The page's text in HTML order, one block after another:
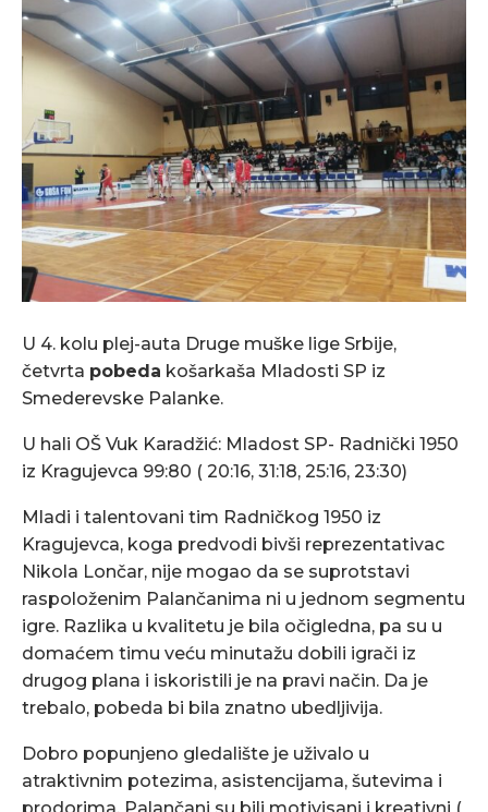
U 4. kolu plej-auta Druge muške lige Srbije,
četvrta pobeda košarkaša Mladosti SP iz
Smederevske Palanke.
U hali OŠ Vuk Karadžić: Mladost SP- Radnički 1950
iz Kragujevca 99:80 ( 20:16, 31:18, 25:16, 23:30)
Mladi i talentovani tim Radničkog 1950 iz
Kragujevca, koga predvodi bivši reprezentativac
Nikola Lončar, nije mogao da se suprotstavi
raspoloženim Palančanima ni u jednom segmentu
igre. Razlika u kvalitetu je bila očigledna, pa su u
domaćem timu veću minutažu dobili igrači iz
drugog plana i iskoristili je na pravi način. Da je
trebalo, pobeda bi bila znatno ubedljivija.
Dobro popunjeno gledalište je uživalo u
atraktivnim potezima, asistencijama, šutevima i